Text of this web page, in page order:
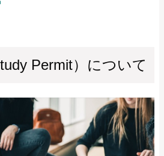
Permit）について